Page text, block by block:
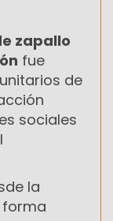
zapallo
fue
de
sociales
la
forma